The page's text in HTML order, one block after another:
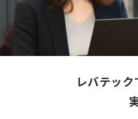
レバテッ